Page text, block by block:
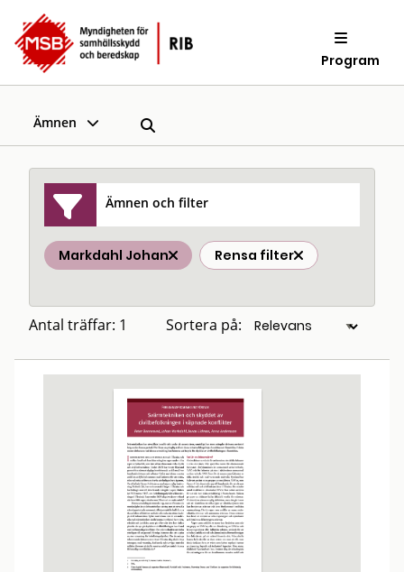
Program
Ämnen
Ämnen och filter
Markdahl Johan Rensa filter
Antal träffar: 1 Sortera på: